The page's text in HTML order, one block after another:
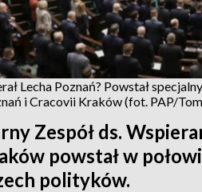
Lecha Poznań? Powstał
i Cracovii Kraków (fot. PAP/
Zespół ds.
powstał w
polityków.